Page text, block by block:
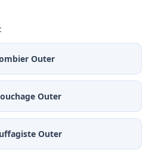
Outer
Outer
Outer